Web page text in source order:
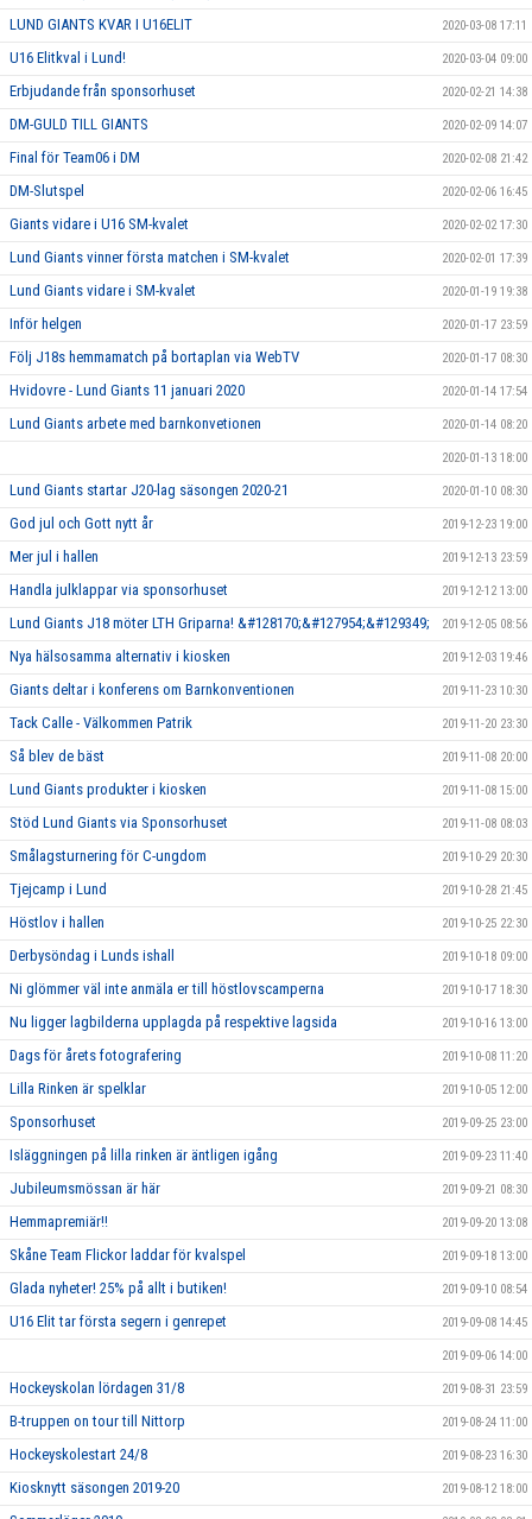
LUND GIANTS KVAR I U16ELIT 2020-03-08 17:11
U16 Elitkval i Lund! 2020-03-04 09:00
Erbjudande från sponsorhuset 2020-02-21 14:38
DM-GULD TILL GIANTS 2020-02-09 14:07
Final för Team06 i DM 2020-02-08 21:42
DM-Slutspel 2020-02-06 16:45
Giants vidare i U16 SM-kvalet 2020-02-02 17:30
Lund Giants vinner första matchen i SM-kvalet 2020-02-01 17:39
Lund Giants vidare i SM-kvalet 2020-01-19 19:38
Inför helgen 2020-01-17 23:59
Följ J18s hemmamatch på bortaplan via WebTV 2020-01-17 08:30
Hvidovre - Lund Giants 11 januari 2020 2020-01-14 17:54
Lund Giants arbete med barnkonvetionen 2020-01-14 08:20
2020-01-13 18:00
Lund Giants startar J20-lag säsongen 2020-21 2020-01-10 08:30
God jul och Gott nytt år 2019-12-23 19:00
Mer jul i hallen 2019-12-13 23:59
Handla julklappar via sponsorhuset 2019-12-12 13:00
Lund Giants J18 möter LTH Griparna! &#128170;&#127954;&#129349; 2019-12-05 08:56
Nya hälsosamma alternativ i kiosken 2019-12-03 19:46
Giants deltar i konferens om Barnkonventionen 2019-11-23 10:30
Tack Calle - Välkommen Patrik 2019-11-20 23:30
Så blev de bäst 2019-11-08 20:00
Lund Giants produkter i kiosken 2019-11-08 15:00
Stöd Lund Giants via Sponsorhuset 2019-11-08 08:03
Smålagsturnering för C-ungdom 2019-10-29 20:30
Tjejcamp i Lund 2019-10-28 21:45
Höstlov i hallen 2019-10-25 22:30
Derbysöndag i Lunds ishall 2019-10-18 09:00
Ni glömmer väl inte anmäla er till höstlovscamperna 2019-10-17 18:30
Nu ligger lagbilderna upplagda på respektive lagsida 2019-10-16 13:00
Dags för årets fotografering 2019-10-08 11:20
Lilla Rinken är spelklar 2019-10-05 12:00
Sponsorhuset 2019-09-25 23:00
Isläggningen på lilla rinken är äntligen igång 2019-09-23 11:40
Jubileumsmössan är här 2019-09-21 08:30
Hemmapremiär!! 2019-09-20 13:08
Skåne Team Flickor laddar för kvalspel 2019-09-18 13:00
Glada nyheter! 25% på allt i butiken! 2019-09-10 08:54
U16 Elit tar första segern i genrepet 2019-09-08 14:45
2019-09-06 14:00
Hockeyskolan lördagen 31/8 2019-08-31 23:59
B-truppen on tour till Nittorp 2019-08-24 11:00
Hockeyskolestart 24/8 2019-08-23 16:30
Kiosknytt säsongen 2019-20 2019-08-12 18:00